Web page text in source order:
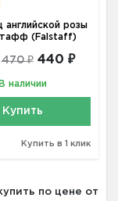
розы
(Falstaff)
470 ₽ 440 ₽
В наличии
Купить
Купить в 1 клик
по цене от